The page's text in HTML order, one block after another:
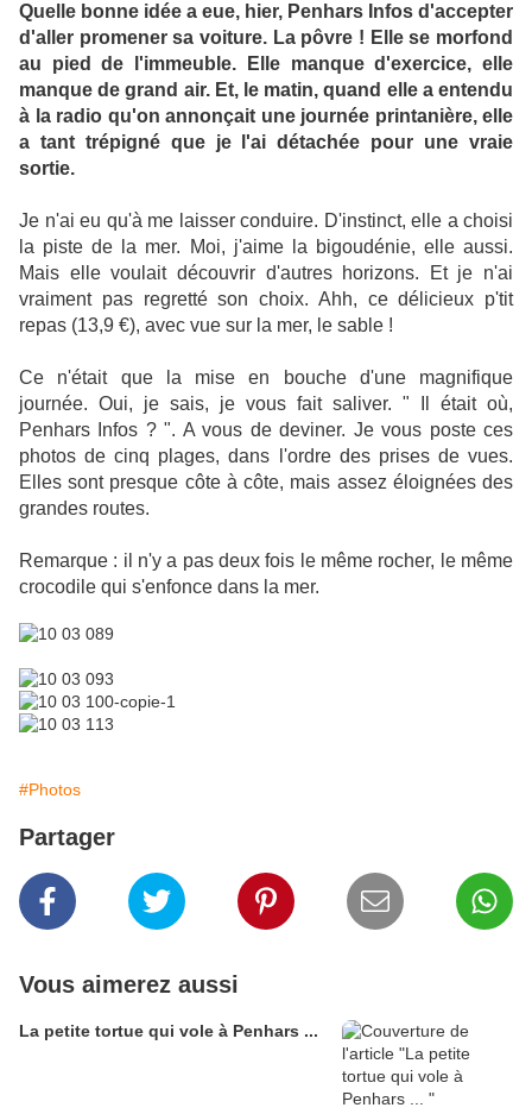
Quelle bonne idée a eue, hier, Penhars Infos d'accepter
d'aller promener sa voiture. La pôvre ! Elle se morfond
au pied de l'immeuble. Elle manque d'exercice, elle
manque de grand air. Et, le matin, quand elle a entendu
à la radio qu'on annonçait une journée printanière, elle
a tant trépigné que je l'ai détachée pour une vraie
sortie.
Je n'ai eu qu'à me laisser conduire. D'instinct, elle a choisi
la piste de la mer. Moi, j'aime la bigoudénie, elle aussi.
Mais elle voulait découvrir d'autres horizons. Et je n'ai
vraiment pas regretté son choix. Ahh, ce délicieux p'tit
repas (13,9 €), avec vue sur la mer, le sable !
Ce n'était que la mise en bouche d'une magnifique
journée. Oui, je sais, je vous fait saliver. " Il était où,
Penhars Infos ? ". A vous de deviner. Je vous poste ces
photos de cinq plages, dans l'ordre des prises de vues.
Elles sont presque côte à côte, mais assez éloignées des
grandes routes.
Remarque : il n'y a pas deux fois le même rocher, le même
crocodile qui s'enfonce dans la mer.
#Photos
Partager
Vous aimerez aussi
La petite tortue qui vole à Penhars ...